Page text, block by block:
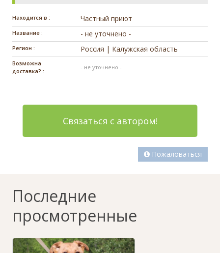
Находится в : Частный приют
Название : - не уточнено -
Регион : Россия | Калужская область
Возможна
доставка? :
- не уточнено -
Связаться с автором!
Пожаловаться
Последние
просмотренные